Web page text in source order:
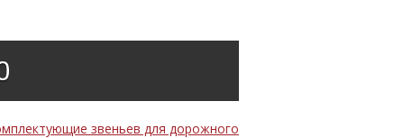
звеньев для дорожного